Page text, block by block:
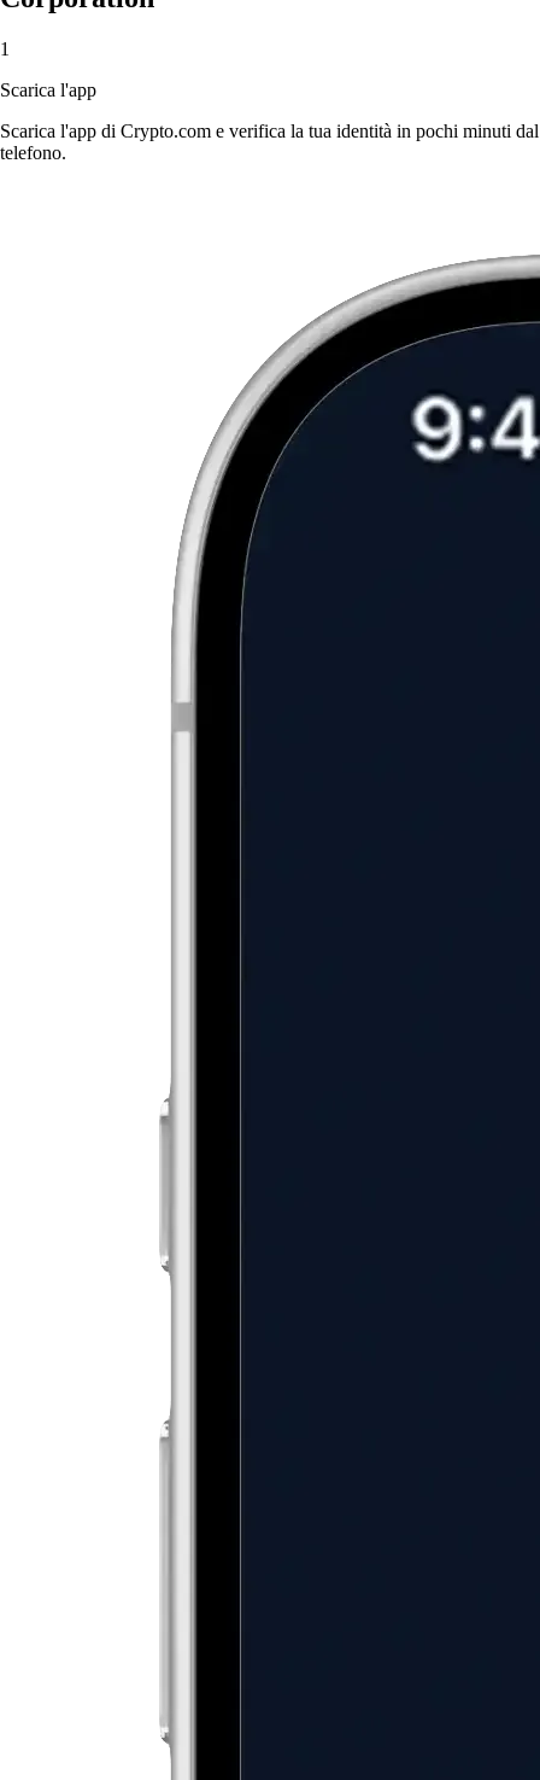
1
Scarica l'app
Scarica l'app di Crypto.com e verifica la tua identità in pochi minuti dal
telefono.